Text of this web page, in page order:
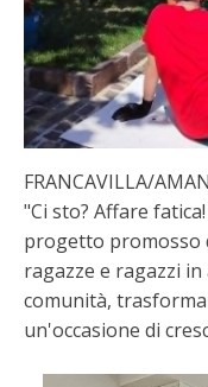
FRANCAVILLA/
"Ci sto? Affare
progetto promosso
ragazze e ragazzi
comunità,
un'occasione di